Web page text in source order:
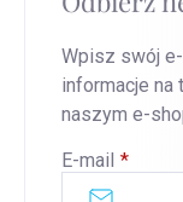
Wpisz swój
informacje na
naszym e-
E-mail